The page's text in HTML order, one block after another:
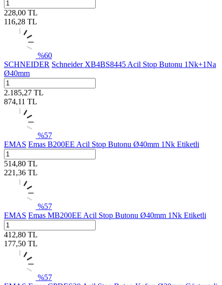
228,00 TL
116,28 TL
%60
SCHNEIDER Schneider XB4BS8445 Acil Stop Butonu 1Nk+1Na
Ø40mm
2.185,27 TL
874,11 TL
%57
EMAS Emas B200EE Acil Stop Butonu Ø40mm 1Nk Etiketli
514,80 TL
221,36 TL
%57
EMAS Emas MB200EE Acil Stop Butonu Ø40mm 1Nk Etiketli
412,80 TL
177,50 TL
%57